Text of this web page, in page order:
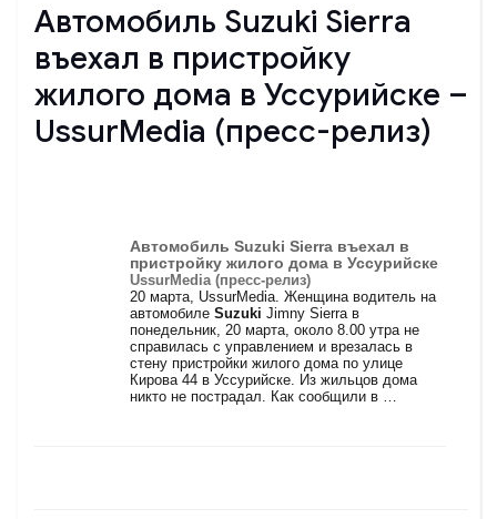
Автомобиль Suzuki Sierra
въехал в пристройку
жилого дома в Уссурийске –
UssurMedia (пресс-релиз)
АвтомобильSuzuki Sierra въехал в
пристройку жилого дома в Уссурийске
UssurMedia (пресс-релиз)
20 марта, UssurMedia. Женщина водитель на
автомобилеSuzuki Jimny Sierra в
понедельник, 20 марта, около 8.00 утра не
справилась с управлением и врезалась в
стену пристройки жилого дома по улице
Кирова 44 в Уссурийске. Из жильцов дома
никто не пострадал. Как сообщили в …